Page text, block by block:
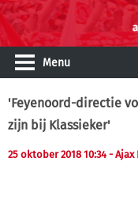
Menu
'Feyenoord-directie
zijn bij Klassieker'
25 oktober 2018 10:34 - Ajax